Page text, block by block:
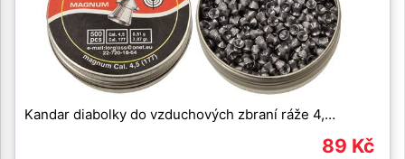
Kandar diabolky do vzduchových zbraní ráže 4,…
89 Kč